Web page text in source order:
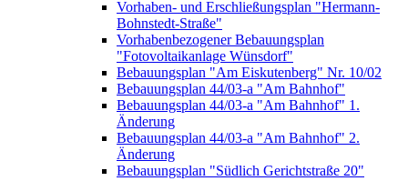
Vorhaben- und Erschließungsplan "Hermann-
Bohnstedt-Straße"
Vorhabenbezogener Bebauungsplan
"Fotovoltaikanlage Wünsdorf"
Bebauungsplan "Am Eiskutenberg" Nr. 10/02
Bebauungsplan 44/03-a "Am Bahnhof"
Bebauungsplan 44/03-a "Am Bahnhof" 1.
Änderung
Bebauungsplan 44/03-a "Am Bahnhof" 2.
Änderung
Bebauungsplan "Südlich Gerichtstraße 20"